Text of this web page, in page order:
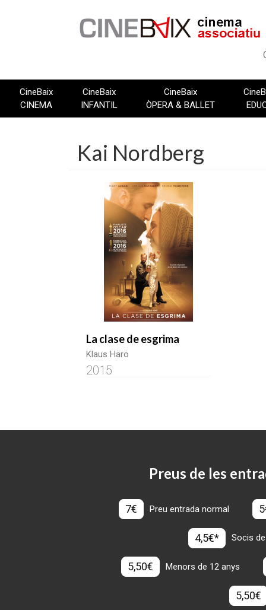
CineBaix
CINEMA
CineBaix
INFANTIL
CineBaix
ÒPERA & BALLET
Kai Nordberg
La clase de esgrima
Klaus Härö
2015
Preus de les
7€ Preu entrada normal
4,5€* Socis
5,50€ Menors de 12 anys
5,50€